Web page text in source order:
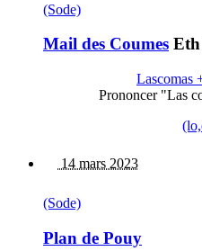
(Sode)
Mail des Coumes Eth
Lascomas
Prononcer "Las
14 mars 2023
(Sode)
Plan de Pouy